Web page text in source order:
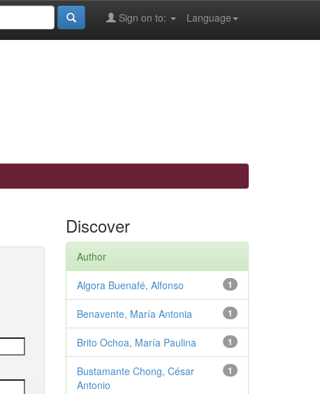
Language
Sign on to:
Discover
Author
1
Algora Buenafé, Alfonso
1
Benavente, María Antonia
1
Brito Ochoa, María Paulina
1
Bustamante Chong, César
Antonio